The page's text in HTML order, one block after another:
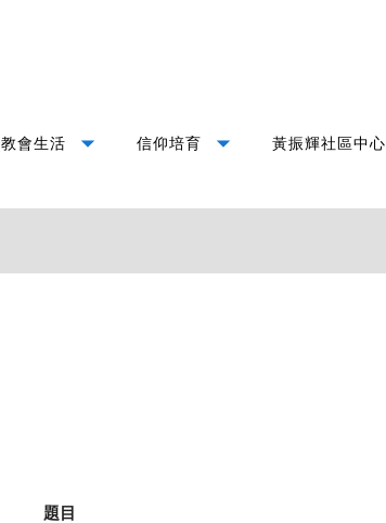
教會生活 arrow_drop_down 信仰培育 arrow_drop_down 黃振輝社區中心
題目